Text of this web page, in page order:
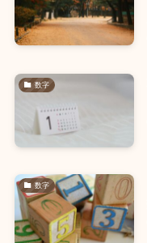
数字
数字